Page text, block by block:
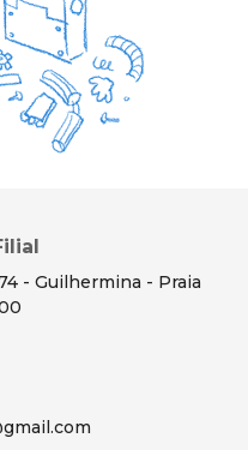
- Guilhermina - Praia